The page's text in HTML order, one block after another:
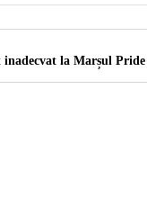
la Marșul Pride